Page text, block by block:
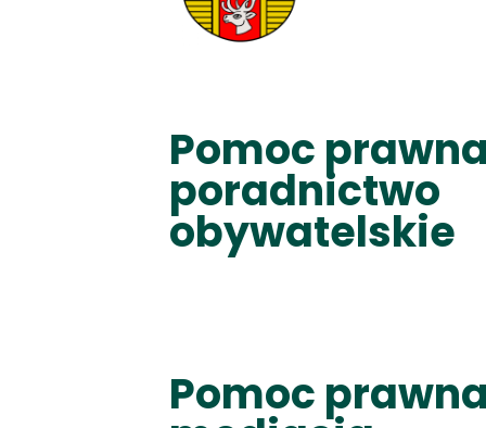
Pomoc
poradnictwo
obywatelskie
Pomoc